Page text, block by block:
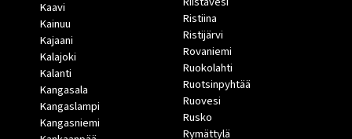
Kaavi
Kainuu
Kajaani
Kalajoki
Kalanti
Kangasala
Kangaslampi
Kangasniemi
Ristiina
Ristijärvi
Rovaniemi
Ruokolahti
Ruotsinpyhtää
Ruovesi
Rusko
Rymättylä